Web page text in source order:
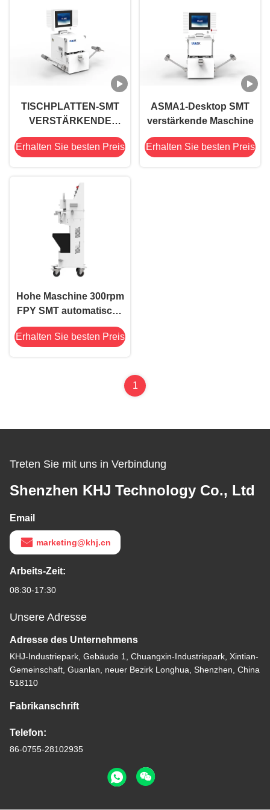
TISCHPLATTEN-SMT
VERSTÄRKENDE
MASCHINE MARS-
REIHEN-ASMA1
Erhalten Sie besten Preis
ASMA1-Desktop SMT
verstärkende Maschine
Erhalten Sie besten Preis
Hohe Maschine 300rpm
FPY SMT automatische
verstärkende PLC-
Steuerhohe
Erhalten Sie besten Preis
1
Treten Sie mit uns in Verbindung
Shenzhen KHJ Technology Co., Ltd
Email
marketing@khj.cn
Arbeits-Zeit:
08:30-17:30
Unsere Adresse
Adresse des Unternehmens
KHJ-Industriepark, Gebäude 1, Chuangxin-Industriepark, Xintian-
Gemeinschaft, Guanlan, neuer Bezirk Longhua, Shenzhen, China
518110
Fabrikanschrift
Telefon:
86-0755-28102935